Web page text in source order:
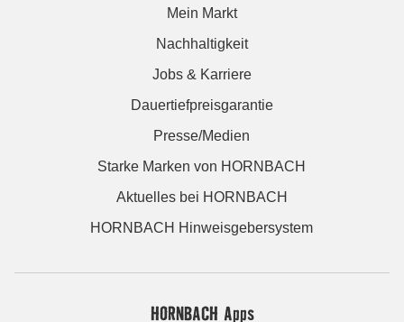
Mein Markt
Nachhaltigkeit
Jobs & Karriere
Dauertiefpreisgarantie
Presse/Medien
Starke Marken von HORNBACH
Aktuelles bei HORNBACH
HORNBACH Hinweisgebersystem
HORNBACH Apps